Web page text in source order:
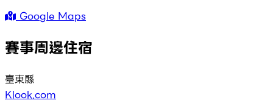
Google Maps
賽事周邊住宿
臺東縣
Klook.com